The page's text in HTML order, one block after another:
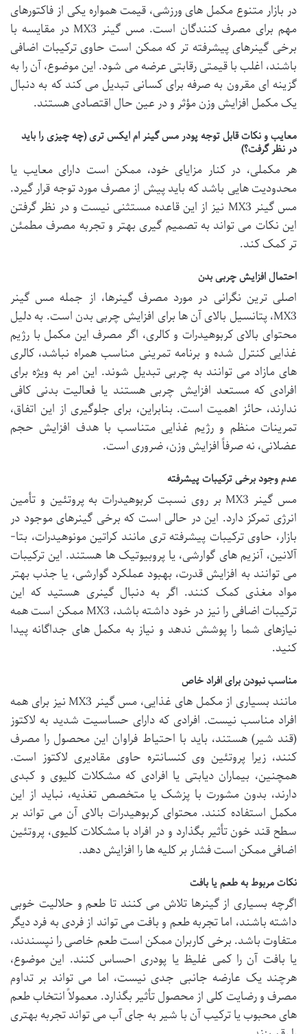
در بازار متنوع مکمل های ورزشی، قیمت همواره یکی از فاکتورهای
مهم برای مصرف کنندگان است. مس گینر MX3 در مقایسه با
برخی گینرهای پیشرفته تر که ممکن است حاوی ترکیبات اضافی
باشند، اغلب با قیمتی رقابتی عرضه می شود. این موضوع، آن را به
گزینه ای مقرون به صرفه برای کسانی تبدیل می کند که به دنبال
یک مکمل افزایش وزن مؤثر و در عین حال اقتصادی هستند.
معایب و نکات قابل توجه پودر مس گینر ام ایکس تری (چه چیزی را باید
در نظر گرفت؟)
هر مکملی، در کنار مزایای خود، ممکن است دارای معایب یا
محدودیت هایی باشد که باید پیش از مصرف مورد توجه قرار گیرد.
مس گینر MX3 نیز از این قاعده مستثنی نیست و در نظر گرفتن
این نکات می تواند به تصمیم گیری بهتر و تجربه مصرف مطمئن
تر کمک کند.
احتمال افزایش چربی بدن
اصلی ترین نگرانی در مورد مصرف گینرها، از جمله مس گینر
MX3، پتانسیل بالای آن ها برای افزایش چربی بدن است. به دلیل
محتوای بالای کربوهیدرات و کالری، اگر مصرف این مکمل با رژیم
غذایی کنترل شده و برنامه تمرینی مناسب همراه نباشد، کالری
های مازاد می توانند به چربی تبدیل شوند. این امر به ویژه برای
افرادی که مستعد افزایش چربی هستند یا فعالیت بدنی کافی
ندارند، حائز اهمیت است. بنابراین، برای جلوگیری از این اتفاق،
تمرینات منظم و رژیم غذایی متناسب با هدف افزایش حجم
عضلانی، نه صرفاً افزایش وزن، ضروری است.
عدم وجود برخی ترکیبات پیشرفته
مس گینر MX3 بر روی نسبت کربوهیدرات به پروتئین و تأمین
انرژی تمرکز دارد. این در حالی است که برخی گینرهای موجود در
بازار، حاوی ترکیبات پیشرفته تری مانند کراتین مونوهیدرات، بتا-
آلانین، آنزیم های گوارشی، یا پروبیوتیک ها هستند. این ترکیبات
می توانند به افزایش قدرت، بهبود عملکرد گوارشی، یا جذب بهتر
مواد مغذی کمک کنند. اگر به دنبال گینری هستید که این
ترکیبات اضافی را نیز در خود داشته باشد، MX3 ممکن است همه
نیازهای شما را پوشش ندهد و نیاز به مکمل های جداگانه پیدا
کنید.
مناسب نبودن برای افراد خاص
مانند بسیاری از مکمل های غذایی، مس گینر MX3 نیز برای همه
افراد مناسب نیست. افرادی که دارای حساسیت شدید به لاکتوز
(قند شیر) هستند، باید با احتیاط فراوان این محصول را مصرف
کنند، زیرا پروتئین وی کنسانتره حاوی مقادیری لاکتوز است.
همچنین، بیماران دیابتی یا افرادی که مشکلات کلیوی و کبدی
دارند، بدون مشورت با پزشک یا متخصص تغذیه، نباید از این
مکمل استفاده کنند. محتوای کربوهیدرات بالای آن می تواند بر
سطح قند خون تأثیر بگذارد و در افراد با مشکلات کلیوی، پروتئین
اضافی ممکن است فشار بر کلیه ها را افزایش دهد.
نکات مربوط به طعم یا بافت
اگرچه بسیاری از گینرها تلاش می کنند تا طعم و حلالیت خوبی
داشته باشند، اما تجربه طعم و بافت می تواند از فردی به فرد دیگر
متفاوت باشد. برخی کاربران ممکن است طعم خاصی را نپسندند،
یا بافت آن را کمی غلیظ یا پودری احساس کنند. این موضوع،
هرچند یک عارضه جانبی جدی نیست، اما می تواند بر تداوم
مصرف و رضایت کلی از محصول تأثیر بگذارد. معمولاً انتخاب طعم
های محبوب یا ترکیب آن با شیر به جای آب می تواند تجربه بهتری